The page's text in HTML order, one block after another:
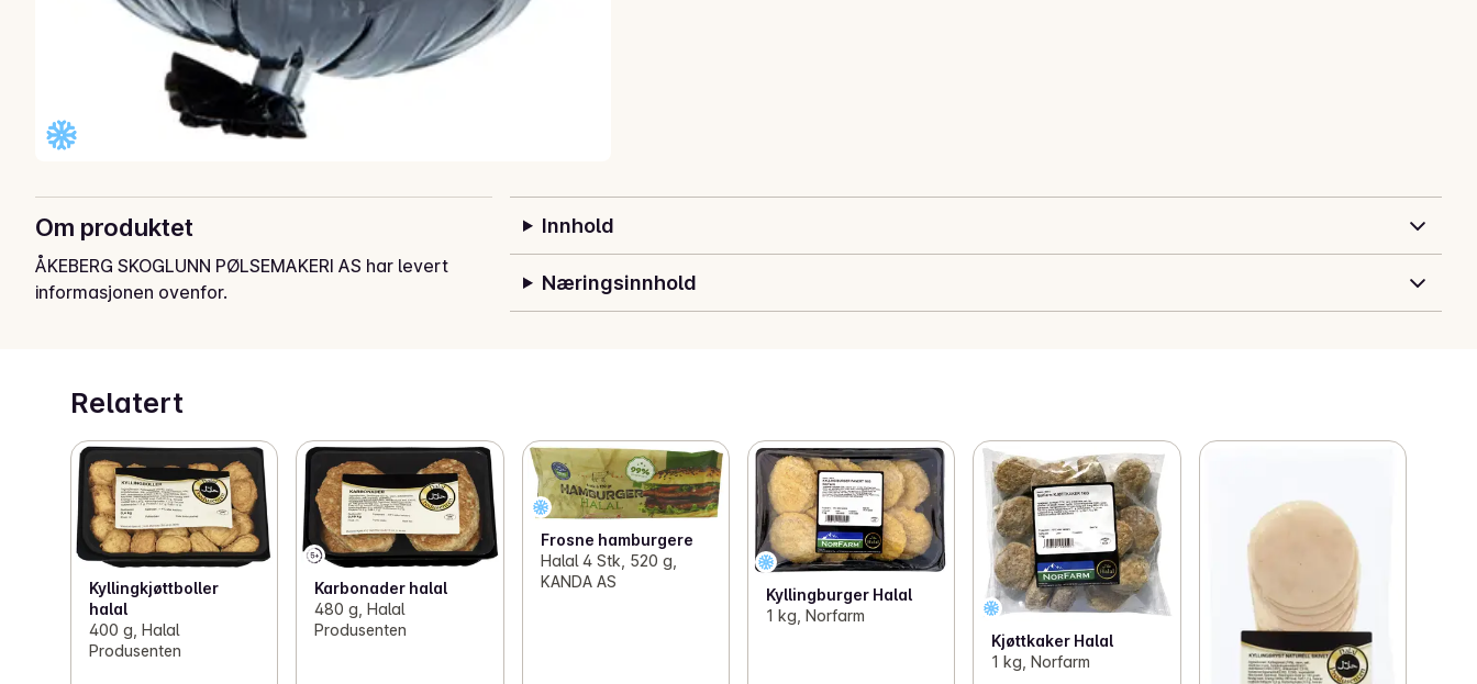
Om produktet
ÅKEBERG SKOGLUNN PØLSEMAKERI AS har levert
informasjonen ovenfor.
Innhold
Næringsinnhold
Relatert
Kyllingkjøttboller
halal
400 g, Halal
Produsenten
Karbonader halal
480 g, Halal
Produsenten
Frosne hamburgere
Halal 4 Stk, 520 g,
KANDA AS
Kyllingburger Halal
1 kg, Norfarm
Kjøttkaker Halal
1 kg, Norfarm